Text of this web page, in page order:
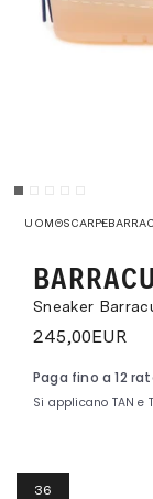
UOMOSCARPE
Sneaker
245,00EUR
36